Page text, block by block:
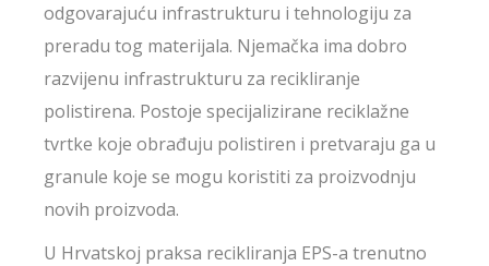
odgovarajuću infrastrukturu i tehnologiju za
preradu tog materijala. Njemačka ima dobro
razvijenu infrastrukturu za recikliranje
polistirena. Postoje specijalizirane reciklažne
tvrtke koje obrađuju polistiren i pretvaraju ga u
granule koje se mogu koristiti za proizvodnju
novih proizvoda.
U Hrvatskoj praksa recikliranja EPS-a trenutno